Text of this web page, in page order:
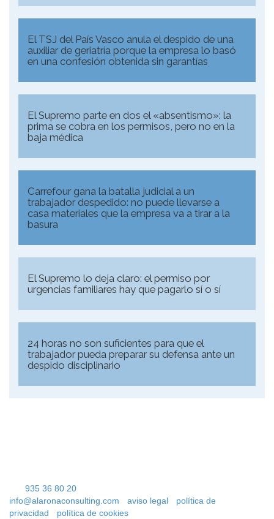
El TSJ del País Vasco anula el despido de una
auxiliar de geriatría porque la empresa lo basó
en una confesión obtenida sin garantías
El Supremo parte en dos el «absentismo»: la
prima se cobra en los permisos, pero no en la
baja médica
Carrefour gana la batalla judicial a un
trabajador despedido: no puede llevarse a
casa materiales que la empresa va a tirar a la
basura
El Supremo lo deja claro: el permiso por
urgencias familiares hay que pagarlo sí o sí
24 horas no son suficientes para que el
trabajador pueda preparar su defensa ante un
despido disciplinario
935 36 80 20
info@alaronaconsulting.com
aviso legal
política de
privacidad
política de cookies